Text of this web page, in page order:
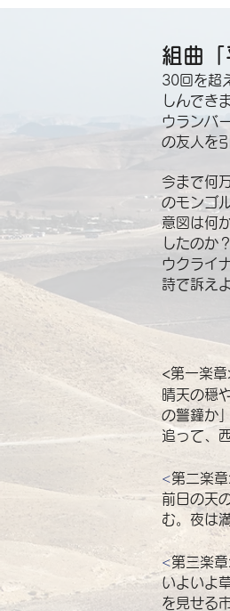
組曲
30回を超
しんでき
ウランバ
の友人を
今まで何
のモンゴ
意図は何
したのか？
ウクライ
詩で訴え
<第一楽
晴天の穏
の警鐘か
追って、
<第二楽
前日の天
む。夜は
<第三楽
いよいよ
を見せる